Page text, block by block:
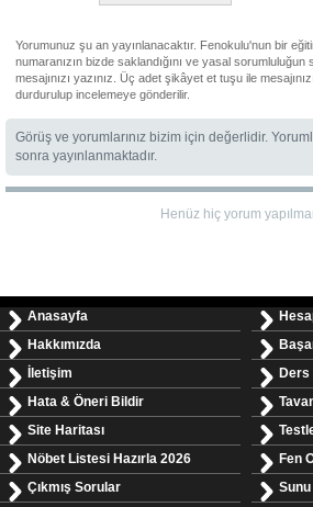
Yorumunuz şu an yayınlanacaktır. Fenokulu'nun bir
numaranızın bizde saklandığını ve yasal
mesajınızı yazınız. Üç adet şikâyet et tuşu ile
durdurulup incelemeye gönderilir.
Görüş ve yorumlarınız bizim için değerlidir.
sonra yayınlanmaktadır.
Henüz hiç yorum
Anasayfa
Hakkımızda
İletişim
Hata & Öneri Bildir
Site Haritası
Nöbet Listesi Hazırla 2026
Çıkmış Sorular
Ders
Fen
Sunu